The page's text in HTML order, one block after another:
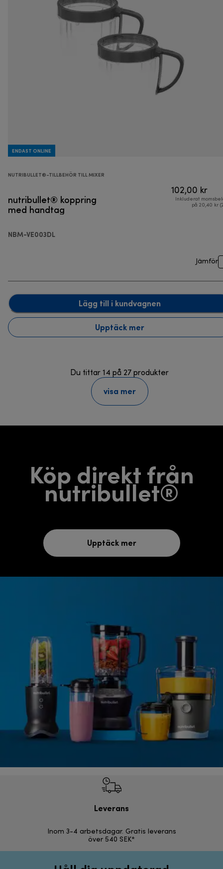
ENDAST ONLINE
NUTRIBULLET®-TILLBEHÖR TILL MIXER
nutribullet® koppring
med handtag
NBM-VE003DL
102,00 kr
Inkluderat
på 20,40 kr
Jämför
Lägg till i kundvagnen
Upptäck mer
Du tittar 14 på 27 produkter
visa mer
Köp direkt från
nutribullet®
Upptäck mer
Leverans
Inom 3-4 arbetsdagar. Gratis leverans
över 540 SEK*